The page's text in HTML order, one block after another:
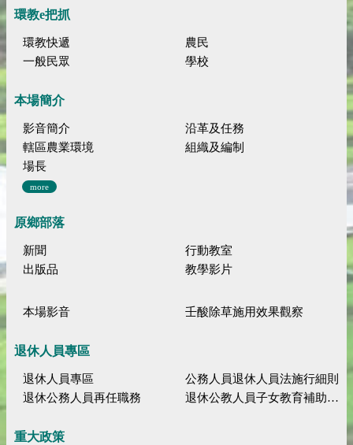
環教e把抓
環教快遞
農民
一般民眾
學校
本場簡介
影音簡介
沿革及任務
轄區農業環境
組織及編制
場長
more
原鄉部落
新聞
行動教室
出版品
教學影片
本場影音 壬酸除草施用效果觀察
退休人員專區
退休人員專區
公務人員退休人員法施行細則
退休公務人員再任職務
退休公教人員子女教育補助規定
重大政策